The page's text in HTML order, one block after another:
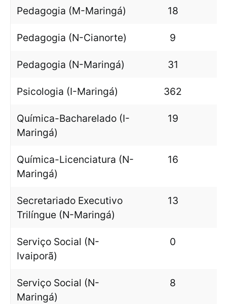
Pedagogia (M-Maringá) 18
Pedagogia (N-Cianorte) 9
Pedagogia (N-Maringá) 31
Psicologia (I-Maringá) 362
Química-Bacharelado (I-
Maringá)
19
Química-Licenciatura (N-
Maringá)
16
Secretariado Executivo
Trilíngue (N-Maringá)
13
Serviço Social (N-
Ivaiporã)
0
Serviço Social (N-
Maringá)
8